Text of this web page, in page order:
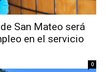
San Mateo será
en el servicio
0